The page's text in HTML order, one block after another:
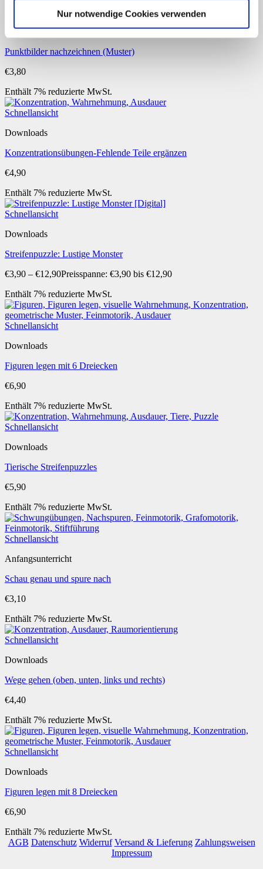
Nur notwendige Cookies verwenden
Schnellansicht
Downloads
Punktbilder nachzeichnen (Muster)
€3,80
Enthält 7% reduzierte MwSt.
Schnellansicht
Downloads
Konzentrationsübungen-Fehlende Teile ergänzen
€4,90
Enthält 7% reduzierte MwSt.
Schnellansicht
Downloads
Streifenpuzzle: Lustige Monster
€3,90 – €12,90Preisspanne: €3,90 bis €12,90
Enthält 7% reduzierte MwSt.
Schnellansicht
Downloads
Figuren legen mit 6 Dreiecken
€6,90
Enthält 7% reduzierte MwSt.
Schnellansicht
Downloads
Tierische Streifenpuzzles
€5,90
Enthält 7% reduzierte MwSt.
Schnellansicht
Anfangsunterricht
Schau genau und spure nach
€3,10
Enthält 7% reduzierte MwSt.
Schnellansicht
Downloads
Wege gehen (oben, unten, links und rechts)
€4,40
Enthält 7% reduzierte MwSt.
Schnellansicht
Downloads
Figuren legen mit 8 Dreiecken
€6,90
Enthält 7% reduzierte MwSt.
AGB Datenschutz Widerruf Versand & Lieferung Zahlungsweisen
Impressum